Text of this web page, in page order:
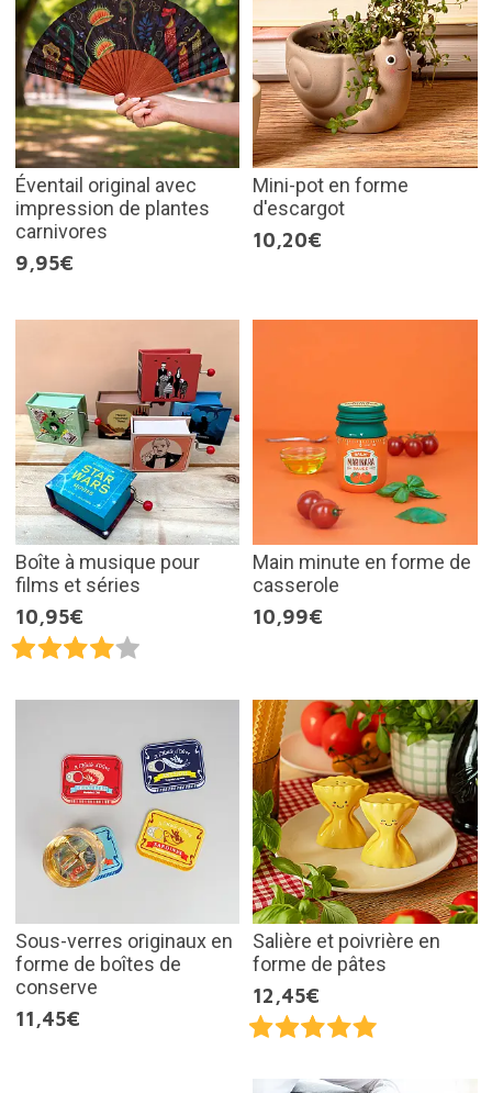
Éventail original avec
impression de plantes
carnivores
9,95€
Mini-pot en forme
d'escargot
10,20€
Boîte à musique pour
films et séries
10,95€
Main minute en forme de
casserole
10,99€
Sous-verres originaux en
forme de boîtes de
conserve
11,45€
Salière et poivrière en
forme de pâtes
12,45€